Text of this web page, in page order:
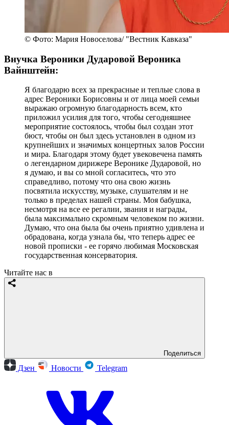
© Фото: Мария Новоселова/ "Вестник Кавказа"
Внучка Вероники Дударовой Вероника
Вайнштейн:
Я благодарю всех за прекрасные и теплые слова в
адрес Вероники Борисовны и от лица моей семьи
выражаю огромную благодарность всем, кто
приложил усилия для того, чтобы сегодняшнее
мероприятие состоялось, чтобы был создан этот
бюст, чтобы он был здесь установлен в одном из
крупнейших и значимых концертных залов России
и мира. Благодаря этому будет увековечена память
о легендарном дирижере Веронике Дударовой, но
я думаю, и вы со мной согласитесь, что это
справедливо, потому что она свою жизнь
посвятила искусству, музыке, слушателям и не
только в пределах нашей страны. Моя бабушка,
несмотря на все ее регалии, звания и награды,
была максимально скромным человеком по жизни.
Думаю, что она была бы очень приятно удивлена и
обрадована, когда узнала бы, что теперь адрес ее
новой прописки - ее горячо любимая Московская
государственная консерватория.
Читайте нас в
Поделиться
Дзен Новости Telegram